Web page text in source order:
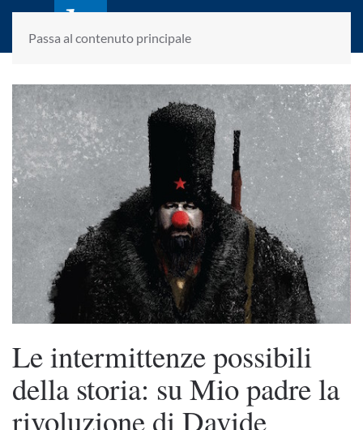
Passa al contenuto principale
laletteraturaenoi.it
fondato da Romano Luperini
Le intermittenze possibili
della storia: su Mio padre la
rivoluzione di Davide